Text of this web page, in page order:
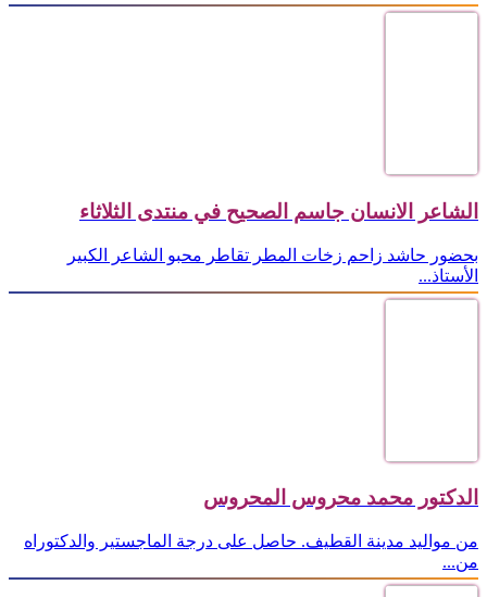
الشاعر الانسان جاسم الصحيح في منتدى الثلاثاء
بحضور حاشد زاحم زخات المطر تقاطر محبو الشاعر الكبير
الأستاذ...
الدكتور محمد محروس المحروس
من مواليد مدينة القطيف. حاصل على درجة الماجستير والدكتوراه
من...